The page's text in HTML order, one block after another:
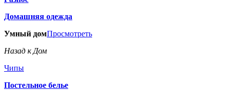
Домашняя одежда
Умный домПросмотреть
Назад к Дом
Чипы
Постельное белье